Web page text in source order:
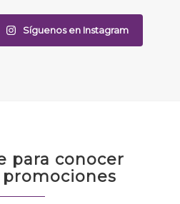
Síguenos en Instagram
para conocer